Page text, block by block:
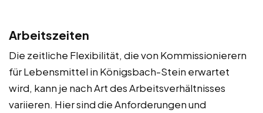
Arbeitszeiten
Die zeitliche Flexibilität, die von Kommissionierern
für Lebensmittel in Königsbach-Stein erwartet
wird, kann je nach Art des Arbeitsverhältnisses
variieren. Hier sind die Anforderungen und